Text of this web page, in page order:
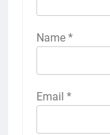
Name *
Email *